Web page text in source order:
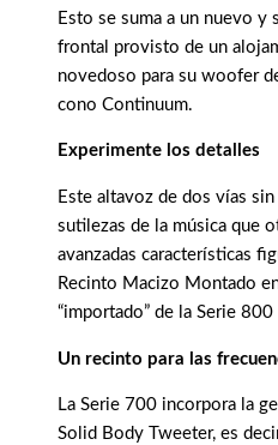
Esto se suma a un nuevo y
frontal provisto de un
novedoso para su woofer
cono Continuum.
Experimente los detalles
Este altavoz de dos vías
sutilezas de la música que
avanzadas características
Recinto Macizo Montado
“importado” de la Serie
Un recinto para las
La Serie 700 incorpora la
Solid Body Tweeter, es